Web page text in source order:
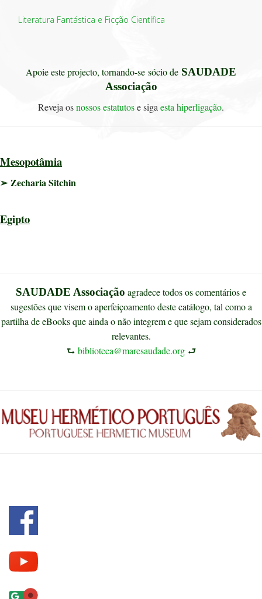
Literatura Fantástica e Ficção Científica
Apoie este projecto, tornando-se sócio de SAUDADE
Associação
Reveja osnossos estatutose siga esta hiperligação.
Mesopotâmia
➢ Zecharia Sitchin
Egipto
SAUDADE Associação agradece todos os comentários e
sugestões que visem o aperfeiçoamento deste catálogo, tal como a
partilha de eBooks que ainda o não integrem e que sejam considerados
relevantes.
⮑ biblioteca@maresaudade.org⮐